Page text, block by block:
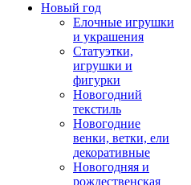
Новый год
Елочные игрушки
и украшения
Статуэтки,
игрушки и
фигурки
Новогодний
текстиль
Новогодние
венки, ветки, ели
декоративные
Новогодняя и
рождественская